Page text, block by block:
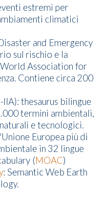
estremi per
climatici
and Emergency
sul rischio e la
Association for
Contiene circa 200
thesaurus bilingue
termini ambientali,
e tecnologici.
Europea più di
in 32 lingue
(MOAC)
: Semantic Web Earth